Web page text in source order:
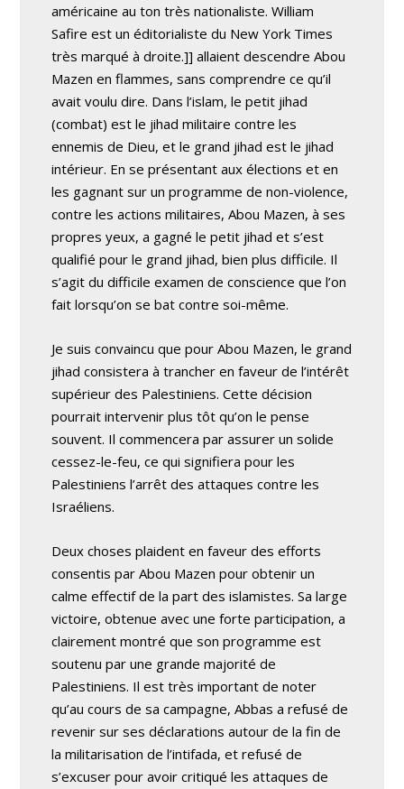
américaine au ton très nationaliste. William
Safire est un éditorialiste du New York Times
très marqué à droite.]] allaient descendre Abou
Mazen en flammes, sans comprendre ce qu’il
avait voulu dire. Dans l’islam, le petit jihad
(combat) est le jihad militaire contre les
ennemis de Dieu, et le grand jihad est le jihad
intérieur. En se présentant aux élections et en
les gagnant sur un programme de non-violence,
contre les actions militaires, Abou Mazen, à ses
propres yeux, a gagné le petit jihad et s’est
qualifié pour le grand jihad, bien plus difficile. Il
s’agit du difficile examen de conscience que l’on
fait lorsqu’on se bat contre soi-même.
Je suis convaincu que pour Abou Mazen, le grand
jihad consistera à trancher en faveur de l’intérêt
supérieur des Palestiniens. Cette décision
pourrait intervenir plus tôt qu’on le pense
souvent. Il commencera par assurer un solide
cessez-le-feu, ce qui signifiera pour les
Palestiniens l’arrêt des attaques contre les
Israéliens.
Deux choses plaident en faveur des efforts
consentis par Abou Mazen pour obtenir un
calme effectif de la part des islamistes. Sa large
victoire, obtenue avec une forte participation, a
clairement montré que son programme est
soutenu par une grande majorité de
Palestiniens. Il est très important de noter
qu’au cours de sa campagne, Abbas a refusé de
revenir sur ses déclarations autour de la fin de
la militarisation de l’intifada, et refusé de
s’excuser pour avoir critiqué les attaques de